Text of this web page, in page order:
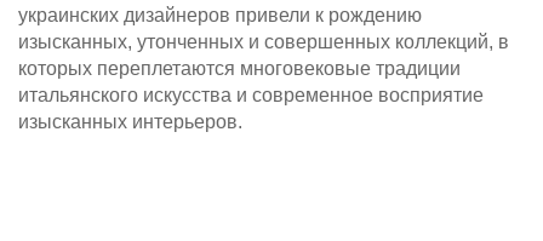
украинских дизайнеров привели к рождению
изысканных, утонченных и совершенных коллекций, в
которых переплетаются многовековые традиции
итальянского искусства и современное восприятие
изысканных интерьеров.